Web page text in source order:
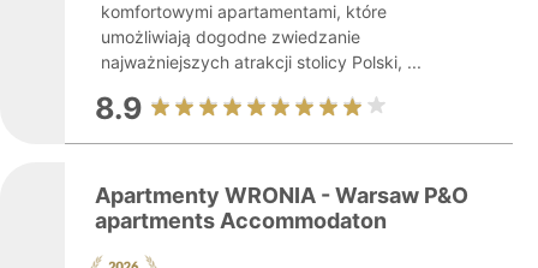
komfortowymi apartamentami, które
umożliwiają dogodne zwiedzanie
najważniejszych atrakcji stolicy Polski, ...
8.9
Apartmenty WRONIA - Warsaw P&O
apartments Accommodaton